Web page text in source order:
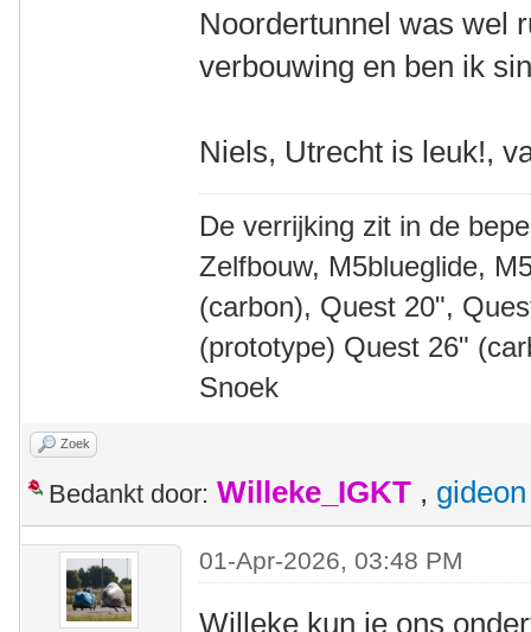
Noordertunnel was wel
verbouwing en ben ik
Niels, Utrecht is leuk!,
De verrijking zit in de
Zelfbouw, M5blueglide,
(carbon), Quest 20",
(prototype) Quest 26"
Snoek
Zoek
Bedankt door: Willeke_IGKT , gideon
01-Apr-2026, 03:48 PM
Willeke kun je ons